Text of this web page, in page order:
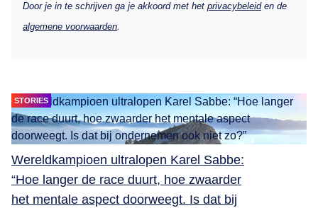
Door je in te schrijven ga je akkoord met het privacybeleiden de
algemene voorwaarden.
STORIES
Wereldkampioen ultralopen Karel Sabbe:
“Hoe langer de race duurt, hoe zwaarder
het mentale aspect doorweegt. Is dat bij